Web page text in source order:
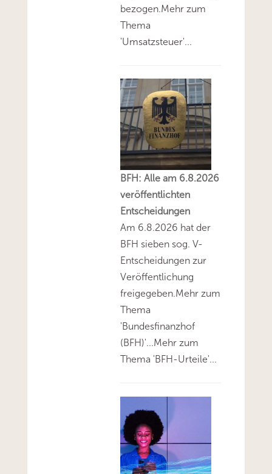
bezogen.Mehr zum
Thema
'Umsatzsteuer'...
BFH: Alle am 6.8.2026
veröffentlichten
Entscheidungen
Am 6.8.2026 hat der
BFH sieben sog. V-
Entscheidungen zur
Veröffentlichung
freigegeben.Mehr zum
Thema
'Bundesfinanzhof
(BFH)'...Mehr zum
Thema 'BFH-Urteile'...